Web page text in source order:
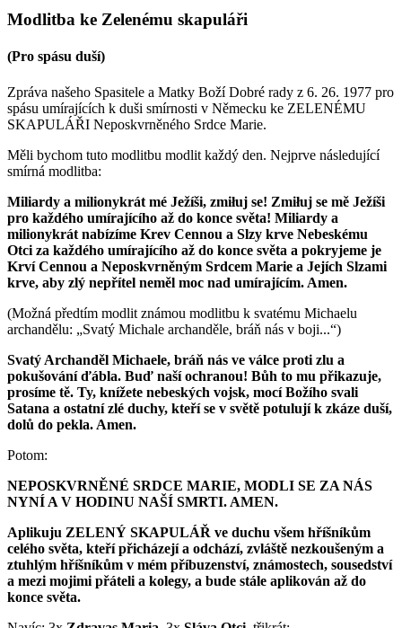
Modlitba ke Zelenému skapuláři
(Pro spásu duší)
Zpráva našeho Spasitele a Matky Boží Dobré rady z 6. 26. 1977 pro
spásu umírajících k duši smírnosti v Německu ke ZELENÉMU
SKAPULÁŘI Neposkvrněného Srdce Marie.
Měli bychom tuto modlitbu modlit každý den. Nejprve následující
smírná modlitba:
Miliardy a milionykrát mé Ježíši, zmiłuj se! Zmiłuj se mě Ježíši
pro každého umírajícího až do konce světa! Miliardy a
milionykrát nabízíme Krev Cennou a Slzy krve Nebeskému
Otci za každého umírajícího až do konce světa a pokryjeme je
Krví Cennou a Neposkvrněným Srdcem Marie a Jejích Slzami
krve, aby zlý nepřítel neměl moc nad umírajícím. Amen.
(Možná předtím modlit známou modlitbu k svatému Michaelu
archandělu: „Svatý Michale archanděle, bráň nás v boji...“)
Svatý Archanděl Michaele, bráň nás ve válce proti zlu a
pokušování ďábla. Buď naší ochranou! Bůh to mu přikazuje,
prosíme tě. Ty, knížete nebeských vojsk, mocí Božího svali
Satana a ostatní zlé duchy, kteří se v světě potulují k zkáze duší,
dolů do pekla. Amen.
Potom:
NEPOSKVRNĚNÉ SRDCE MARIE, MODLI SE ZA NÁS
NYNÍ A V HODINU NAŠÍ SMRTI. AMEN.
Aplikuju ZELENÝ SKAPULÁŘ ve duchu všem hříšníkům
celého světa, kteří přicházejí a odchází, zvláště nezkoušeným a
ztuhlým hříšníkům v mém příbuzenství, známostech, sousedství
a mezi mojimi přáteli a kolegy, a bude stále aplikován až do
konce světa.